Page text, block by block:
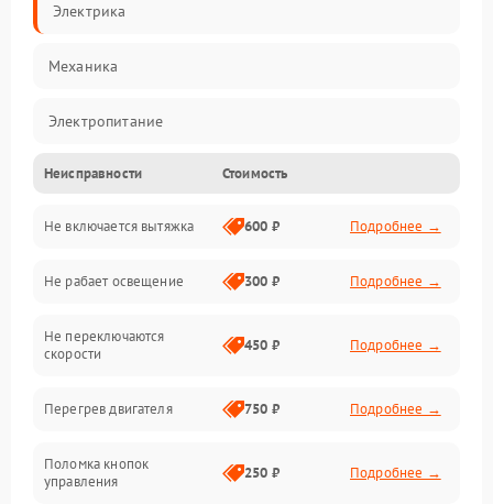
Электрика
Механика
Электропитание
Вентиляция
Освещение
Механические повреждения
Электроника
Неисправности Стоимость
Не включается вытяжка 600 ₽ Подробнее →
Не рабает освещение 300 ₽ Подробнее →
Не переключаются
скорости
450 ₽ Подробнее →
Перегрев двигателя 750 ₽ Подробнее →
Поломка кнопок
управления
250 ₽ Подробнее →